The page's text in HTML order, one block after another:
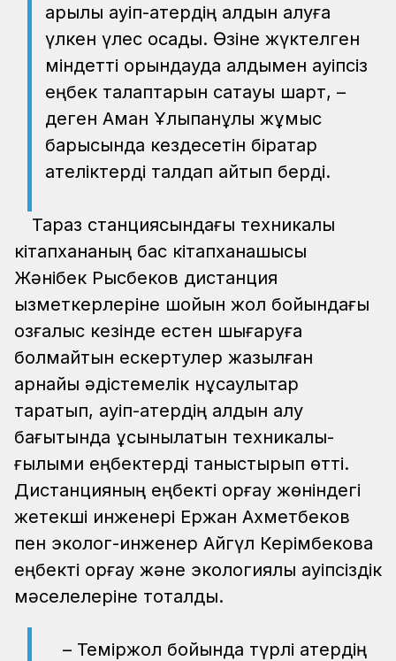
арқылы қауіп-қатердің алдын алуға
үлкен үлес қосады. Өзіне жүктелген
міндетті орындауда алдымен қауіпсіз
еңбек талаптарын сақтауы шарт, –
деген Аман Ұлықпанұлы жұмыс
барысында кездесетін бірқатар
қателіктерді талдап айтып берді.
Тараз станциясындағы техникалық
кітапхананың бас кітапханашысы
Жәнібек Рысбеков дистанция
қызметкерлеріне шойын жол бойындағы
қозғалыс кезінде естен шығаруға
болмайтын ескертулер жазылған
арнайы әдістемелік нұсқаулықтар
таратып, қауіп-қатердің алдын алу
бағытында ұсынылатын техникалық-
ғылыми еңбектерді таныстырып өтті.
Дистанцияның еңбекті қорғау жөніндегі
жетекші инженері Ержан Ахметбеков
пен эколог-инженер Айгүл Керімбекова
еңбекті қорғау және экологиялық қауіпсіздік
мәселелеріне тоқталды.
– Теміржол бойында түрлі қатердің